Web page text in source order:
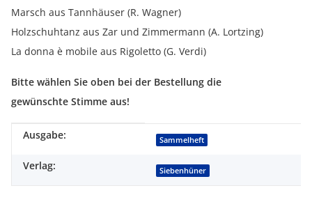
Marsch aus Tannhäuser (R. Wagner)
Holzschuhtanz aus Zar und Zimmermann (A. Lortzing)
La donna è mobile aus Rigoletto (G. Verdi)
Bitte wählen Sie oben bei der Bestellung die
gewünschte Stimme aus!
Produkteigenschaft
Wert
Ausgabe: Sammelheft
Verlag: Siebenhüner